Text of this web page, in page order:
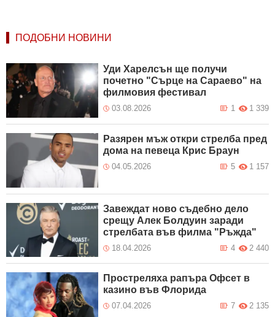
ПОДОБНИ НОВИНИ
Уди Харелсън ще получи
почетно "Сърце на Сараево" на
филмовия фестивал
03.08.2026 1 339
1
Разярен мъж откри стрелба пред
дома на певеца Крис Браун
04.05.2026 1 157
5
Завеждат ново съдебно дело
срещу Алек Болдуин заради
стрелбата във филма "Ръжда"
18.04.2026 2 440
4
Простреляха рапъра Офсет в
казино във Флорида
07.04.2026 2 135
7